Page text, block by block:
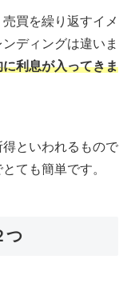
買を繰り返すイメ
ディングは違いま
利息が入ってきま
といわれるもので
ても簡単です。
つ